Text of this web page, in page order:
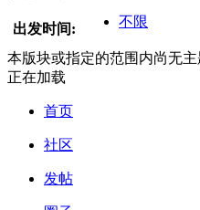
出发时间: 不限
本版块或指定的范围内尚无主
正在加载
首页
社区
发帖